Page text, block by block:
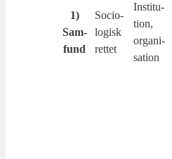
1)
Sam­
fund
Socio­
lo­gisk
ret­tet
Insti­tu­
tion,
orga­ni­
sa­tion